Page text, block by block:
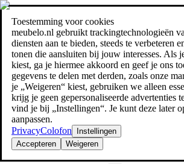
Toestemming voor cookies
meubelo.nl gebruikt trackingtechnologieën
diensten aan te bieden, steeds te verbeteren
tonen die aansluiten bij jouw interesses. Als
kiest, ga je hiermee akkoord en geef je ons
gegevens te delen met derden, zoals onze
je „Weigeren“ kiest, gebruiken we alleen
krijg je geen gepersonaliseerde advertenties
vind je bij „Instellingen“. Je kunt deze later
aanpassen.
PrivacyColofon
Instellingen
Accepteren
Weigeren
Zoeken
meubel jezelf de beste prijs!meubel jezelf de
Bouwmarkt